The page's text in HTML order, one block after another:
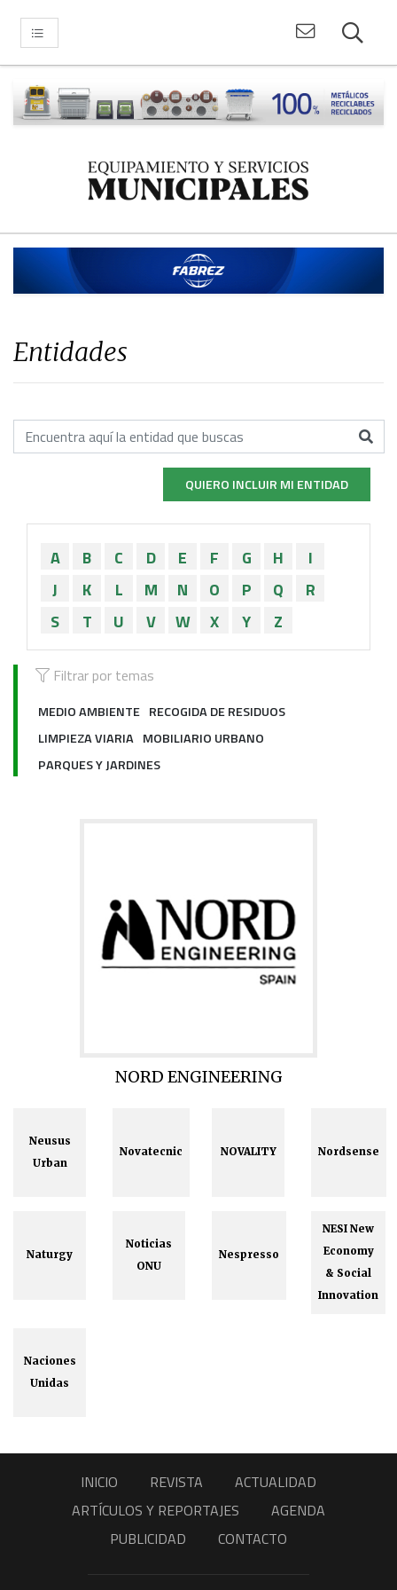
Entidades
QUIERO INCLUIR MI ENTIDAD
A B C D E F G H
I
J
K L M N O P Q
R
S
T U V W X Y Z
Filtrar por temas
MEDIO AMBIENTE RECOGIDA DE RESIDUOS
LIMPIEZA VIARIA MOBILIARIO URBANO
PARQUES Y JARDINES
NORD ENGINEERING
Neusus
Urban
Novatecnic NOVALITY Nordsense
Naturgy
Noticias
ONU
Nespresso
NESI New
Economy
& Social
Innovation
Naciones
Unidas
INICIO REVISTA
ACTUALIDAD
ARTÍCULOS Y REPORTAJES
AGENDA
PUBLICIDAD
CONTACTO